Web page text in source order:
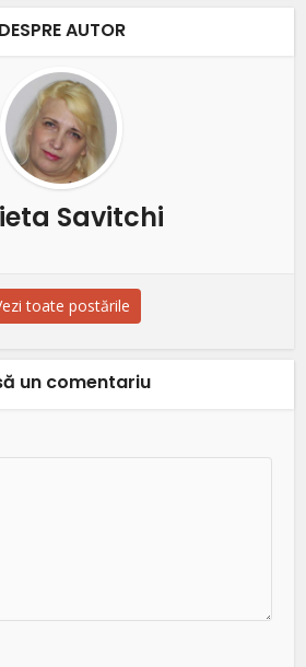
DESPRE AUTOR
Savitchi
toate postările
un comentariu